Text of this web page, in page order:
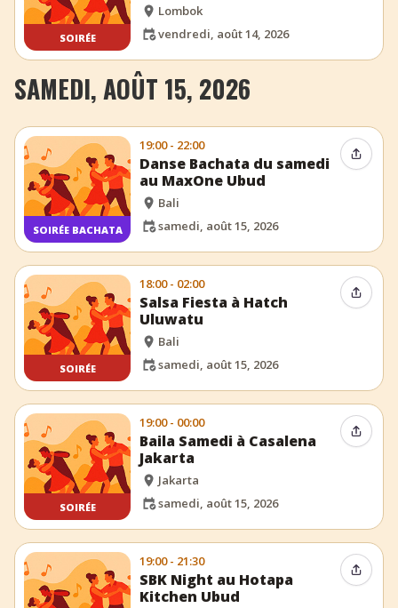
SOIRÉE
Lombok
vendredi, août 14, 2026
SAMEDI, AOÛT 15, 2026
SOIRÉE BACHATA
19:00 - 22:00
Danse Bachata du samedi
au MaxOne Ubud
Bali
samedi, août 15, 2026
SOIRÉE
18:00 - 02:00
Salsa Fiesta à Hatch
Uluwatu
Bali
samedi, août 15, 2026
SOIRÉE
19:00 - 00:00
Baila Samedi à Casalena
Jakarta
Jakarta
samedi, août 15, 2026
19:00 - 21:30
SBK Night au Hotapa
Kitchen Ubud